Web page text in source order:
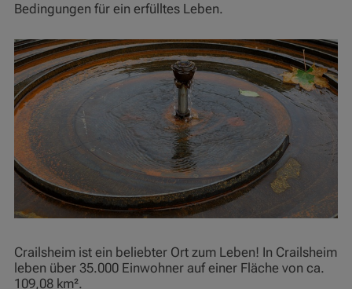
Bedingungen für ein erfülltes Leben.
Crailsheim ist ein beliebter Ort zum Leben! In Crailsheim
leben über 35.000 Einwohner auf einer Fläche von ca.
109,08 km².